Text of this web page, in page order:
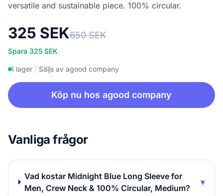
versatile and sustainable piece. 100% circular.
325 SEK650 SEK
Spara 325 SEK
I lager Säljs av agood company
Köp nu hos agood company
Vanliga frågor
Vad kostar Midnight Blue Long Sleeve for
Men, Crew Neck & 100% Circular, Medium?
▾